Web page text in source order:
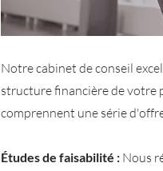
Notre cabinet de conseil
structure financière de votre
comprennent une série
Études de faisabilité : Nous